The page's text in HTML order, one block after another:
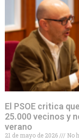
El PSOE critica
25.000 vecinos y
verano
21 de mayo de 2026
No